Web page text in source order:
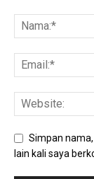
Simpan
lain kali saya